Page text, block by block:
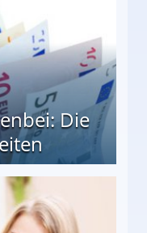
Die